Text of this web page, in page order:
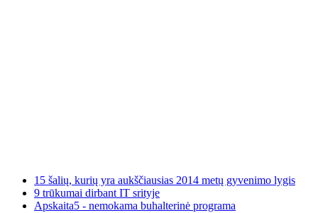
15 šalių, kurių yra aukščiausias 2014 metų gyvenimo lygis
9 trūkumai dirbant IT srityje
Apskaita5 - nemokama buhalterinė programa